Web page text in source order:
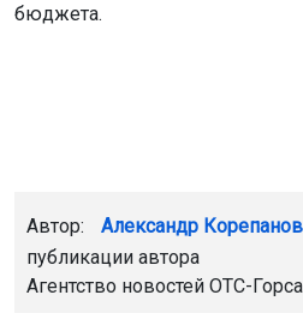
бюджета.
Автор: Александр Корепанов
публикации автора
Агентство новостей ОТС-